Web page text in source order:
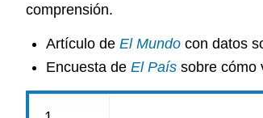
comprensión.
Artículo de El Mundocon datos
Encuesta de El Paíssobre cómo